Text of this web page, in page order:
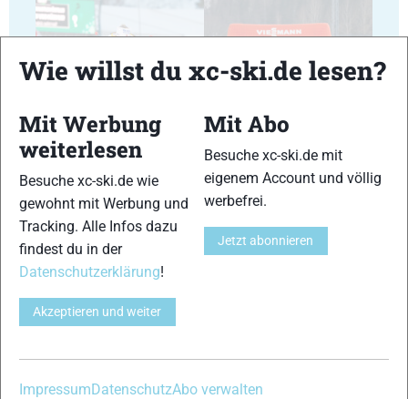
19 20
Wie willst du xc-ski.de lesen?
Mit Werbung
weiterlesen
Besuche xc-ski.de wie
gewohnt mit Werbung und
Tracking. Alle Infos dazu
findest du in der
Datenschutzerklärung!
Akzeptieren und weiter
Mit Abo
Besuche xc-ski.de mit
eigenem Account und völlig
werbefrei.
Jetzt abonnieren
ImpressumDatenschutzAbo verwalten